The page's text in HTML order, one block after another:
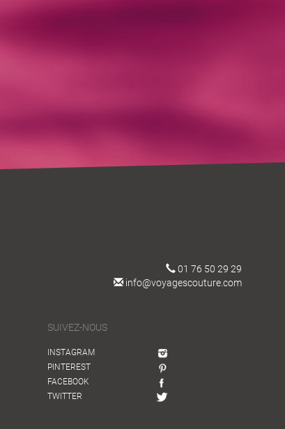
01 76 50 29 29
info@voyagescouture.com
SUIVEZ-NOUS
INSTAGRAM
PINTEREST
FACEBOOK
TWITTER